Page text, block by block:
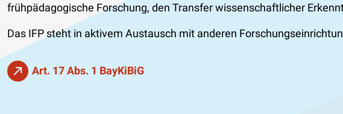
frühpädagogische Forschung, den Transfer wissenschaftlicher
Das IFP steht in aktivem Austausch mit anderen
Art. 17 Abs. 1 BayKiBiG